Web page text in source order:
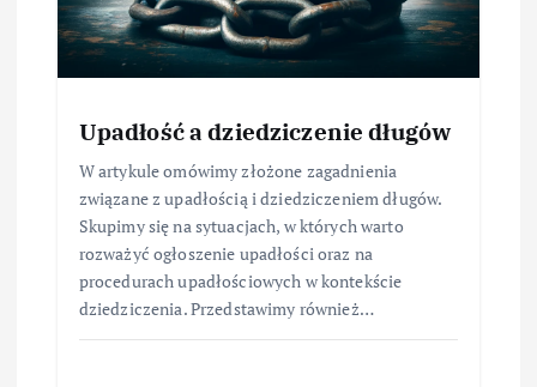
Upadłość a dziedziczenie długów
W artykule omówimy złożone zagadnienia
związane z upadłością i dziedziczeniem długów.
Skupimy się na sytuacjach, w których warto
rozważyć ogłoszenie upadłości oraz na
procedurach upadłościowych w kontekście
dziedziczenia. Przedstawimy również…